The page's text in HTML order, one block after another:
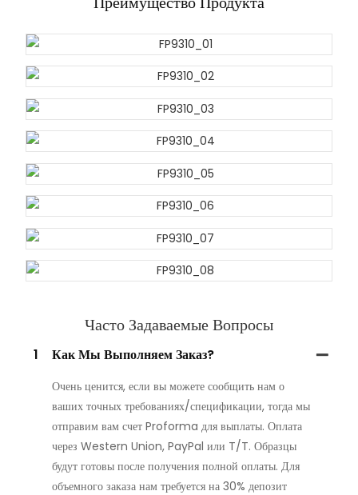
Часто Задаваемые Вопросы
1 Как Мы Выполняем Заказ?
Очень ценится, если вы можете сообщить нам о
ваших точных требованиях/спецификации, тогда мы
отправим вам счет Proforma для выплаты. Оплата
через Western Union, PayPal или T/T. Образцы
будут готовы после получения полной оплаты. Для
объемного заказа нам требуется на 30% депозит